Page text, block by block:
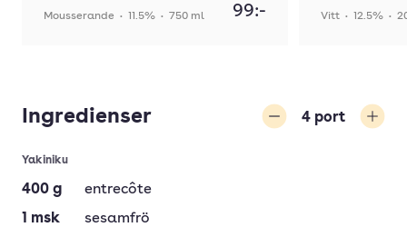
Mousserande • 11.5% • 750 ml 99:- Vitt • 12.5% •
Ingredienser 4 port
Yakiniku
400 g
entrecôte
1 msk
sesamfrö